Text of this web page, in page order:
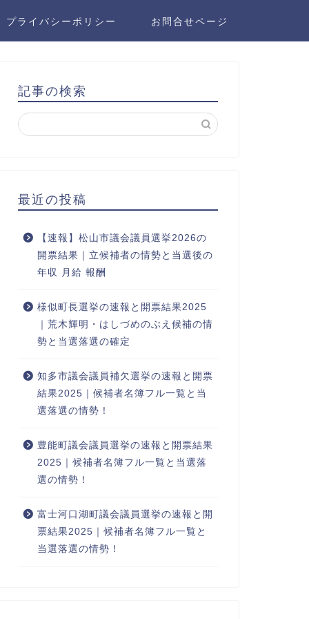
プライバシーポリシー お問合せページ
記事の検索
最近の投稿
【速報】松山市議会議員選挙2026の
開票結果｜立候補者の情勢と当選後の
年収 月給 報酬
様似町長選挙の速報と開票結果2025
｜荒木輝明・はしづめのぶえ候補の情
勢と当選落選の確定
知多市議会議員補欠選挙の速報と開票
結果2025｜候補者名簿フル一覧と当
選落選の情勢！
豊能町議会議員選挙の速報と開票結果
2025｜候補者名簿フル一覧と当選落
選の情勢！
富士河口湖町議会議員選挙の速報と開
票結果2025｜候補者名簿フル一覧と
当選落選の情勢！